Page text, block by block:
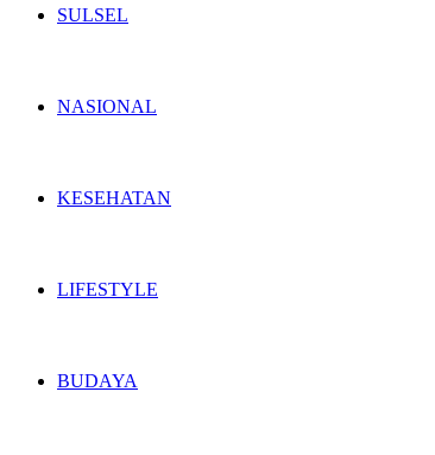
SULSEL
NASIONAL
KESEHATAN
LIFESTYLE
BUDAYA